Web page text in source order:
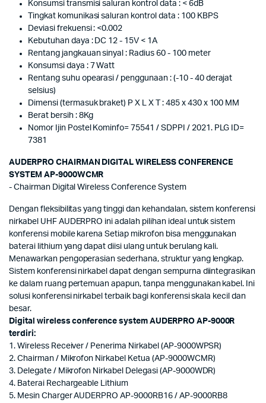
Konsumsi transmisi saluran kontrol data : < 6dB
Tingkat komunikasi saluran kontrol data : 100 KBPS
Deviasi frekuensi : <0.002
Kebutuhan daya : DC 12 - 15V < 1A
Rentang jangkauan sinyal : Radius 60 - 100 meter
Konsumsi daya : 7 Watt
Rentang suhu opearasi / penggunaan : (-10 - 40 derajat
selsius)
Dimensi (termasuk braket) P X L X T : 485 x 430 x 100 MM
Berat bersih : 8Kg
Nomor Ijin Postel Kominfo= 75541 / SDPPI / 2021. PLG ID=
7381
AUDERPRO CHAIRMAN DIGITAL WIRELESS CONFERENCE
SYSTEM AP-9000WCMR
- Chairman Digital Wireless Conference System
Dengan fleksibilitas yang tinggi dan kehandalan, sistem konferensi
nirkabel UHF AUDERPRO ini adalah pilihan ideal untuk sistem
konferensi mobile karena Setiap mikrofon bisa menggunakan
baterai lithium yang dapat diisi ulang untuk berulang kali.
Menawarkan pengoperasian sederhana, struktur yang lengkap.
Sistem konferensi nirkabel dapat dengan sempurna diintegrasikan
ke dalam ruang pertemuan apapun, tanpa menggunakan kabel. Ini
solusi konferensi nirkabel terbaik bagi konferensi skala kecil dan
besar.
Digital wireless conference system AUDERPRO AP-9000R
terdiri:
1. Wireless Receiver / Penerima Nirkabel (AP-9000WPSR)
2. Chairman / Mikrofon Nirkabel Ketua (AP-9000WCMR)
3. Delegate / Mikrofon Nirkabel Delegasi (AP-9000WDR)
4. Baterai Rechargeable Lithium
5. Mesin Charger AUDERPRO AP-9000RB16 / AP-9000RB8